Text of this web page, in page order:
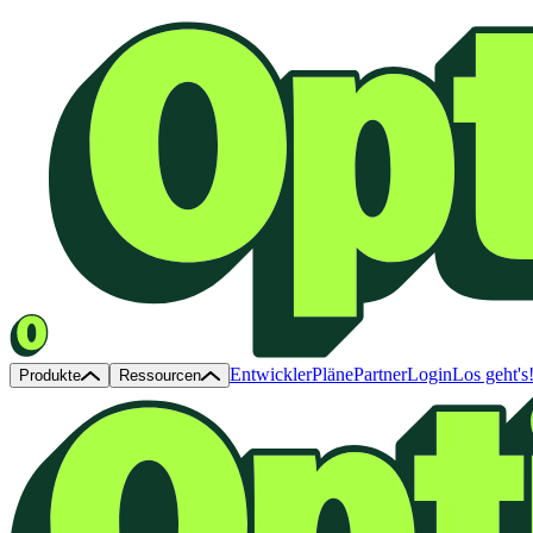
Produkte Ressourcen EntwicklerPlänePartnerLoginLos geht's!